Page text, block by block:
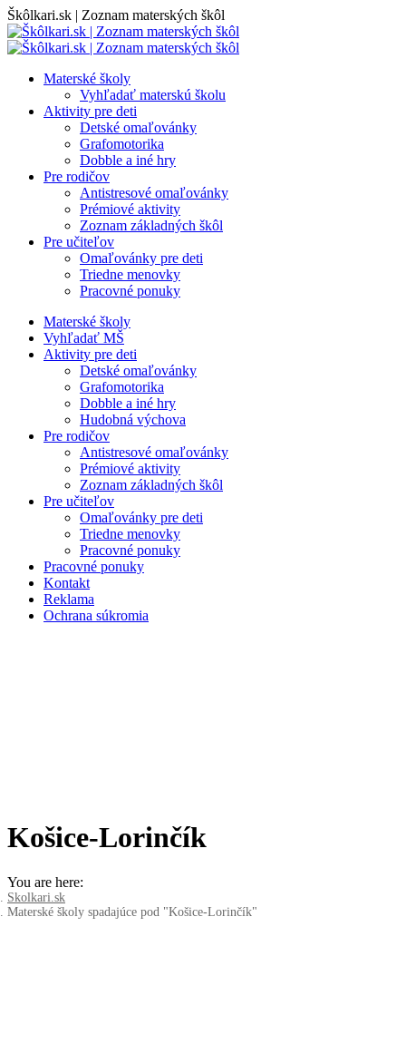
Skip
to
content
Škôlkari.sk | Zoznam materských škôl
Materské školy
Vyhľadať materskú školu
Aktivity pre deti
Detské omaľovánky
Grafomotorika
Dobble a iné hry
Pre rodičov
Antistresové omaľovánky
Prémiové aktivity
Zoznam základných škôl
Pre učiteľov
Omaľovánky pre deti
Triedne menovky
Pracovné ponuky
Materské školy
Vyhľadať MŠ
Aktivity pre deti
Detské omaľovánky
Grafomotorika
Dobble a iné hry
Hudobná výchova
Pre rodičov
Antistresové omaľovánky
Prémiové aktivity
Zoznam základných škôl
Pre učiteľov
Omaľovánky pre deti
Triedne menovky
Pracovné ponuky
Pracovné ponuky
Kontakt
Reklama
Ochrana súkromia
Košice-Lorinčík
You are here:
Skolkari.sk
Materské školy spadajúce pod "Košice-Lorinčík"